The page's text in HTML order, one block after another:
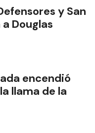
y San
Douglas
encendió
llama de la